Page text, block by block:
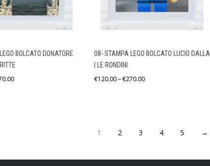
BOLCATO DONATORE
08- STAMPA LEGO BOLCATO LUCIO DALLA
| LE RONDINI
€120.00–€270.00
1 2 3 4 5 →